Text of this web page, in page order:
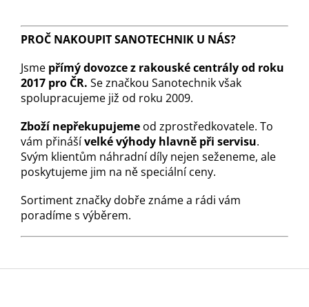
PROČ NAKOUPIT SANOTECHNIK U NÁS?
Jsme přímý dovozce z rakouské centrály od roku
2017 pro ČR. Se značkou Sanotechnik však
spolupracujeme již od roku 2009.
Zboží nepřekupujeme od zprostředkovatele. To
vám přinášívelké výhody hlavně při servisu.
Svým klientům náhradní díly nejen seženeme, ale
poskytujeme jim na ně speciální ceny.
Sortiment značky dobře známe a rádi vám
poradíme s výběrem.
Z